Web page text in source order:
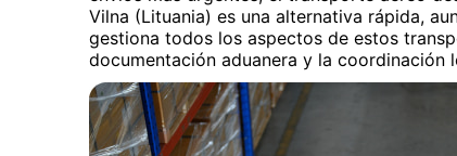
Vilna (Lituania) es una alternativa rápida,
gestiona todos los aspectos de estos
documentación aduanera y la coordinación